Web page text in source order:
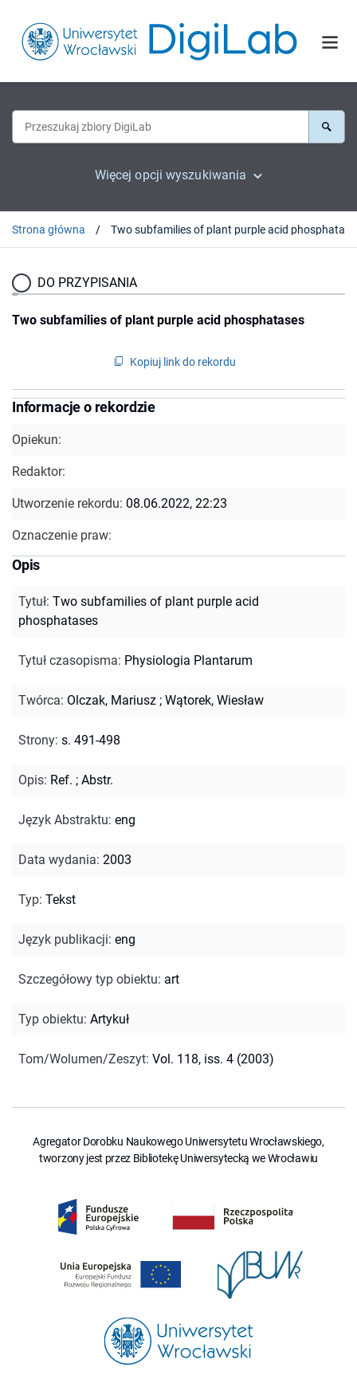
Więcej opcji wyszukiwania
Strona główna Two subfamilies of plant purple acid
DO PRZYPISANIA
Two subfamilies of plant purple acid phosphatases
Kopiuj link do rekordu
Informacje o rekordzie
Opiekun:
Redaktor:
Utworzenie rekordu: 08.06.2022, 22:23
Oznaczenie praw:
Opis
Tytuł: Two subfamilies of plant purple acid
phosphatases
Tytuł czasopisma: Physiologia Plantarum
Twórca: Olczak, Mariusz ; Wątorek, Wiesław
Strony: s. 491-498
Opis: Ref. ; Abstr.
Język Abstraktu: eng
Data wydania: 2003
Typ: Tekst
Język publikacji: eng
Szczegółowy typ obiektu: art
Typ obiektu: Artykuł
Tom/Wolumen/Zeszyt: Vol. 118, iss. 4 (2003)
Agregator Dorobku Naukowego Uniwersytetu Wrocławskiego,
tworzony jest przez Bibliotekę Uniwersytecką we Wrocławiu